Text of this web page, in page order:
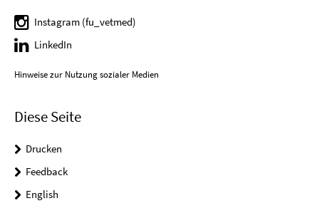
Instagram (fu_vetmed)
LinkedIn
Hinweise zur Nutzung sozialer Medien
Diese Seite
Drucken
Feedback
English